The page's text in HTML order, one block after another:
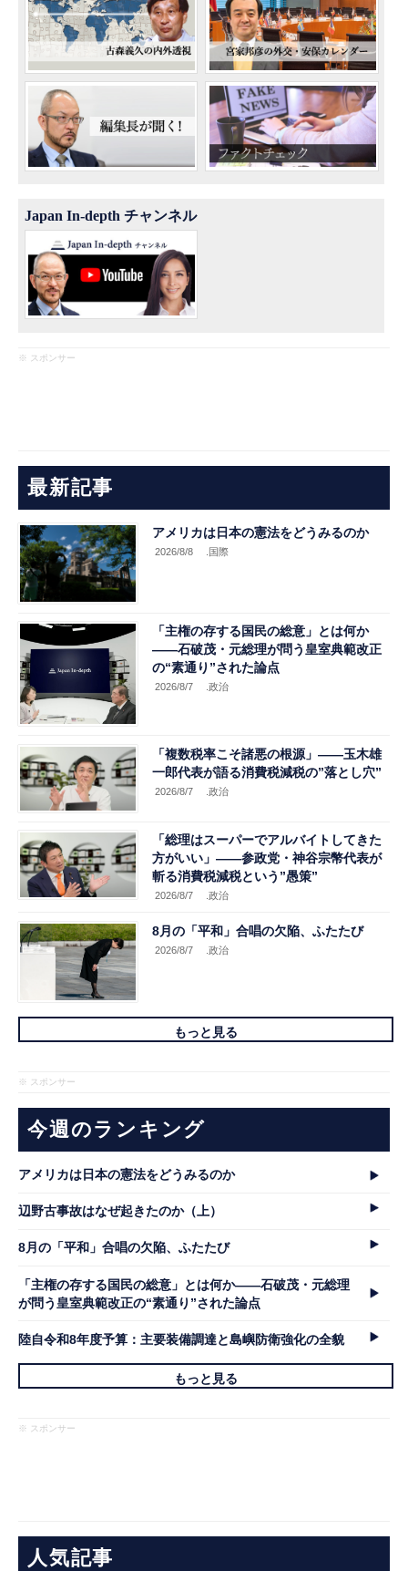
Japan In-depth チャンネル
※ スポンサー
最新記事
アメリカは日本の憲法をどうみるのか
2026/8/8 .国際
「主権の存する国民の総意」とは何か
――石破茂・元総理が問う皇室典範改正
の“素通り”された論点
2026/8/7 .政治
「複数税率こそ諸悪の根源」――玉木雄
一郎代表が語る消費税減税の”落とし穴”
2026/8/7 .政治
「総理はスーパーでアルバイトしてきた
方がいい」――参政党・神谷宗幣代表が
斬る消費税減税という”愚策”
2026/8/7 .政治
8月の「平和」合唱の欠陥、ふたたび
2026/8/7 .政治
もっと見る
※ スポンサー
今週のランキング
アメリカは日本の憲法をどうみるのか
辺野古事故はなぜ起きたのか（上）
8月の「平和」合唱の欠陥、ふたたび
「主権の存する国民の総意」とは何か――石破茂・元総理
が問う皇室典範改正の“素通り”された論点
陸自令和8年度予算：主要装備調達と島嶼防衛強化の全貌
もっと見る
※ スポンサー
人気記事